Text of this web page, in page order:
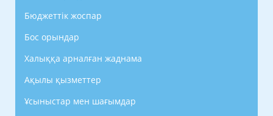
Бюджеттік жоспар
Бос орындар
Халыққа арналған жаднама
Ақылы қызметтер
Ұсыныстар мен шағымдар